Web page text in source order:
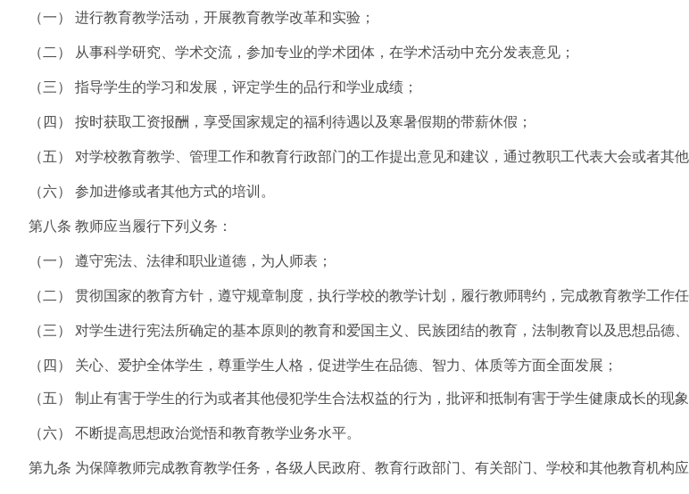
（一） 进行教育教学活动，开展教育教学改革和实验；
（二） 从事科学研究、学术交流，参加专业的学术团体，在学术活动中充分发表意见；
（三） 指导学生的学习和发展，评定学生的品行和学业成绩；
（四） 按时获取工资报酬，享受国家规定的福利待遇以及寒暑假期的带薪休假；
（五） 对学校教育教学、管理工作和教育行政部门的工作提出意见和建议，通过教职工代表大会或者其他
（六） 参加进修或者其他方式的培训。
第八条 教师应当履行下列义务：
（一） 遵守宪法、法律和职业道德，为人师表；
（二） 贯彻国家的教育方针，遵守规章制度，执行学校的教学计划，履行教师聘约，完成教育教学工作任
（三） 对学生进行宪法所确定的基本原则的教育和爱国主义、民族团结的教育，法制教育以及思想品德
（四） 关心、爱护全体学生，尊重学生人格，促进学生在品德、智力、体质等方面全面发展；
（五） 制止有害于学生的行为或者其他侵犯学生合法权益的行为，批评和抵制有害于学生健康成长的现象
（六） 不断提高思想政治觉悟和教育教学业务水平。
第九条 为保障教师完成教育教学任务，各级人民政府、教育行政部门、有关部门、学校和其他教育机构应